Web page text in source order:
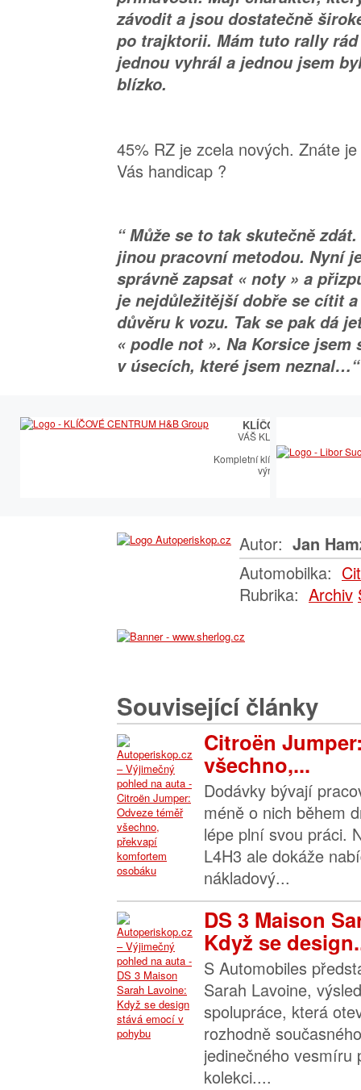
závodit a jsou dostatečně
po trajktorii. Mám tuto rally
jednou vyhrál a jednou jsem
blízko.
45% RZ je zcela nových. Znáte
Vás handicap ?
“ Může se to tak skutečně
jinou pracovní metodou. Nyní
správně zapsat « noty » a
je nejdůležitější dobře se cítit
důvěru k vozu. Tak se pak dá
« podle not ». Na Korsice
v úsecích, které jsem neznal…“
KLÍČOVÉ CENTRUM
VÁŠ KLÍČOVÝ PARTNER
Kompletní klíčařský sortiment
výroby autoklíčů
Autor: Jan
Automobilka:
Rubrika: Archiv
Související články
Citroën
všechno,...
Dodávky bývají
méně o nich během
lépe plní svou práci.
L4H3 ale dokáže
nákladový...
DS 3 Maison
Když se
S Automobiles
Sarah Lavoine,
spolupráce, která
rozhodně
jedinečného vesmíru
kolekci....